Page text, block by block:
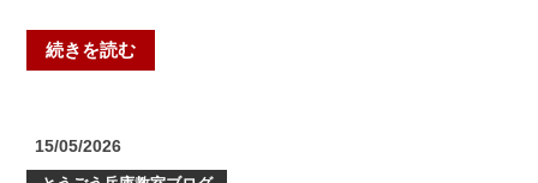
“【イ
ラ
続きを読む
投15/05/2026